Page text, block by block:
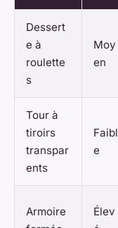
Dessert
e à
roulette
s
Moy
en
Tour à
tiroirs
transpar
ents
Faibl
e
Armoire
Élev